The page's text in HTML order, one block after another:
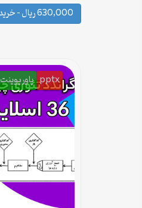
630,000 ریال – خرید
pptx پاورپوینت